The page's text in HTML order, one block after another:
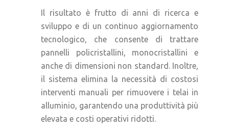
Il risultato è frutto di anni di ricerca e
sviluppo e di un continuo aggiornamento
tecnologico, che consente di trattare
pannelli policristallini, monocristallini e
anche di dimensioni non standard. Inoltre,
il sistema elimina la necessità di costosi
interventi manuali per rimuovere i telai in
alluminio, garantendo una produttività più
elevata e costi operativi ridotti.